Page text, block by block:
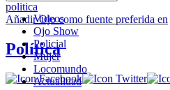
Videos
Ojo Show
Policial
Mujer
Locomundo
Actualidad
politica
AñadirOjocomo fuente preferida en
Política